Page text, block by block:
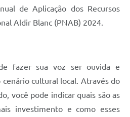
de Aplicação dos Recursos
Aldir Blanc (PNAB) 2024.
fazer sua voz ser ouvida e
cultural local. Através do
você pode indicar quais são as
investimento e como esses